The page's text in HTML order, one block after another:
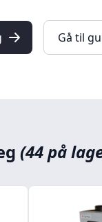
Gå til
(44 på